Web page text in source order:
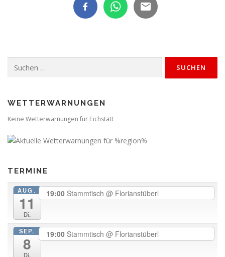
nach:
WETTERWARNUNGEN
Keine Wetterwarnungen für Eichstätt
TERMINE
AUG.
11
Di.
19:00 Stammtisch @ Florianstüberl
SEP.
8
Di.
19:00 Stammtisch @ Florianstüberl